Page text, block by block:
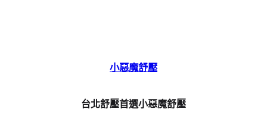
小惡魔舒壓
台北舒壓首選小惡魔舒壓